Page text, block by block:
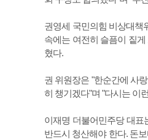
권영세 국민의힘 비상대책
속에는 여전히 슬픔이 짙
혔다.
권 위원장은 "한순간에 사
히 챙기겠다"며 "다시는 이
이재명 더불어민주당 대표
반드시 청산해야 한다. 돈